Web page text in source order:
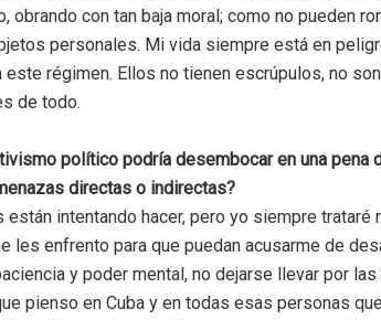
obrando con tan baja moral; como no pueden
personales. Mi vida siempre está en
este régimen. Ellos no tienen escrúpulos, no
de todo.
político podría desembocar en una pena
directas o indirectas?
están intentando hacer, pero yo siempre
les enfrento para que puedan acusarme de
y poder mental, no dejarse llevar por
pienso en Cuba y en todas esas personas